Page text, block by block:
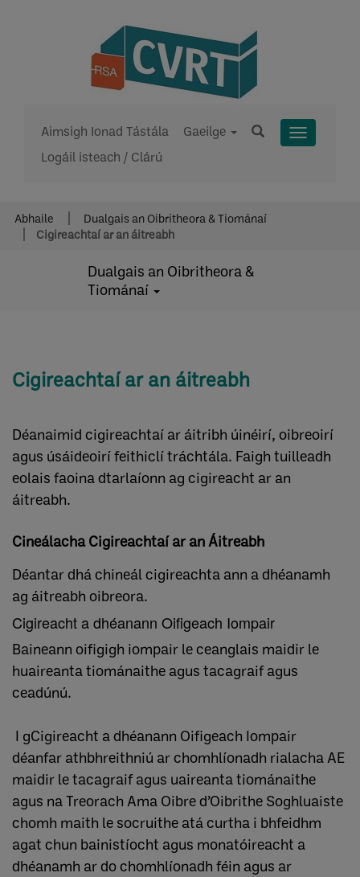
Aimsigh Ionad Tástála
Gaeilge
Logáil isteach / Clárú
Toggle
Abhaile
Dualgais an Oibritheora & Tiománaí
Cigireachtaí ar an áitreabh
Dualgais an Oibritheora &
Tiománaí
Cigireachtaí ar an áitreabh
Déanaimid cigireachtaí ar áitribh úinéirí, oibreoirí
agus úsáideoirí feithiclí tráchtála. Faigh tuilleadh
eolais faoina dtarlaíonn ag cigireacht ar an
áitreabh.
Cineálacha Cigireachtaí ar an Áitreabh
Déantar dhá chineál cigireachta ann a dhéanamh
ag áitreabh oibreora.
Cigireacht a dhéanann Oifigeach Iompair
Baineann oifigigh iompair le ceanglais maidir le
huaireanta tiománaithe agus tacagraif agus
ceadúnú.
I gCigireacht a dhéanann Oifigeach Iompair
déanfar athbhreithniú ar chomhlíonadh rialacha AE
maidir le tacagraif agus uaireanta tiománaithe
agus na Treorach Ama Oibre d’Oibrithe Soghluaiste
chomh maith le socruithe atá curtha i bhfeidhm
agat chun bainistíocht agus monatóireacht a
dhéanamh ar do chomhlíonadh féin agus ar